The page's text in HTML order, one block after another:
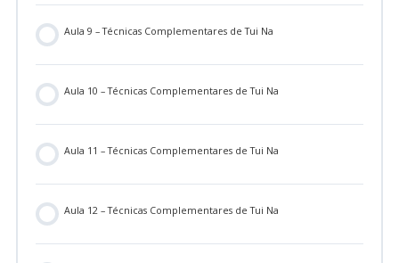
Aula 9 – Técnicas Complementares de Tui Na
Aula 10 – Técnicas Complementares de Tui Na
Aula 11 – Técnicas Complementares de Tui Na
Aula 12 – Técnicas Complementares de Tui Na